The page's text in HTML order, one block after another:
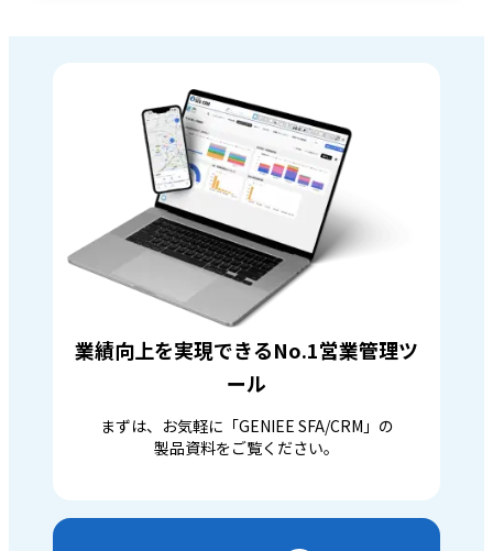
業績向上を実現できるNo.1営業管理ツ
ール
まずは、お気軽に「GENIEE SFA/CRM」の
製品資料をご覧ください。